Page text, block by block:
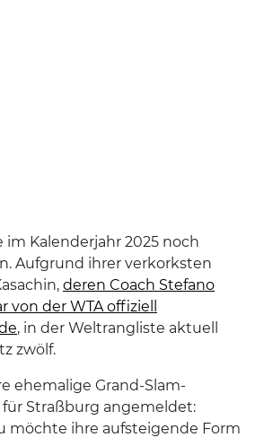
im Kalenderjahr 2025 noch
Aufgrund ihrer verkorksten
deren Coach Stefano
von der WTA offiziell
, in der Weltrangliste aktuell
zwölf.
ehemalige Grand-Slam-
für Straßburg angemeldet:
möchte ihre aufsteigende Form